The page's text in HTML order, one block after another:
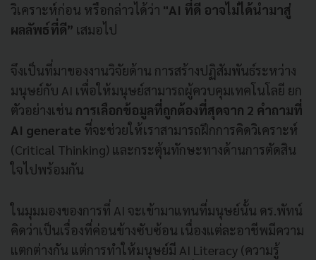
วิเคราะห์ก่อน หรือกล่าวได้ว่า "AI ที่ดี อาจไม่ได้นำมาสู่
ผลลัพธ์ที่ดี” เสมอไป
จึงเป็นที่มาของงานวิจัยด้าน การสร้างปฏิสัมพันธ์ระหว่าง
มนุษย์กับ AI เพื่อให้มนุษย์สามารถผู้ควบคุมเทคโนโลยี ยก
ตัวอย่างเช่น การเลือกข้อมูลที่ถูกต้องที่สุดจาก 2 คำถามที่
AI generate ที่จะช่วยให้เราสามารถฝึกการคิดวิเคราะห์
(Critical Thinking) และกระตุ้นทักษะทางด้านการตัดสิน
ใจไปพร้อมกัน
ในมุมมองของการที่ AI จะเข้ามาแทนที่มนุษย์นั้น ดร.พัทน์
คิดว่าเป็นเรื่องที่ค่อนข้างซับซ้อน เนื่องแต่ละอาชีพมีความ
แตกต่างกัน แต่การทำให้มนุษย์มี AI Literacy (ความรู้